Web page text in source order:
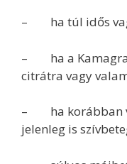
– ha túl idős
– ha a Kamagra
citrátra vagy
– ha korábban
jelenleg is